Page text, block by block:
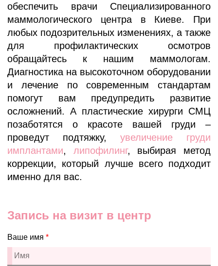
обеспечить врачи Специализированного
маммологического центра в Киеве. При
любых подозрительных изменениях, а также
для профилактических осмотров
обращайтесь к нашим маммологам.
Диагностика на высокоточном оборудовании
и лечение по современным стандартам
помогут вам предупредить развитие
осложнений. А пластические хирурги СМЦ
позаботятся о красоте вашей груди –
проведут подтяжку, увеличение груди
имплантами, липофилинг, выбирая метод
коррекции, который лучше всего подходит
именно для вас.
Запись на визит в центр
Ваше имя *